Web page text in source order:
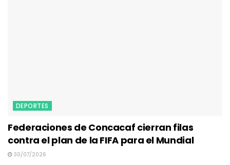
DEPORTES
Federaciones de Concacaf cierran filas
contra el plan de la FIFA para el Mundial
30/07/2026